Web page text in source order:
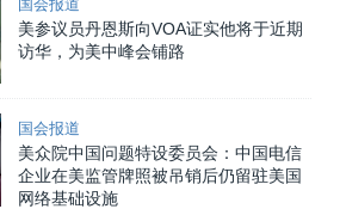
国会报道
美参议员丹恩斯向VOA证实他将于近期
访华，为美中峰会铺路
国会报道
美众院中国问题特设委员会：中国电信
企业在美监管牌照被吊销后仍留驻美国
网络基础设施